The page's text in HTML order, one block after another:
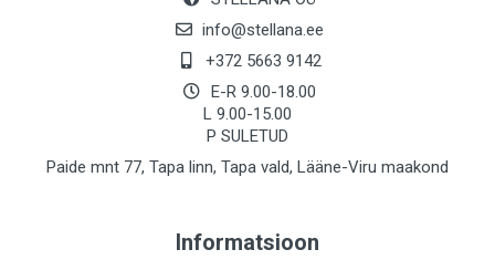
info@stellana.ee
+372 5663 9142
E-R 9.00-18.00
L 9.00-15.00
P SULETUD
Paide mnt 77, Tapa linn, Tapa vald, Lääne-Viru maakond
Informatsioon